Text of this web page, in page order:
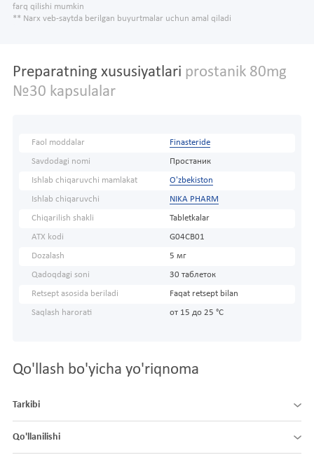
farq qilishi mumkin
** Narx veb-saytda berilgan buyurtmalar uchun amal qiladi
Preparatning xususiyatlari prostanik 80mg
№30 kapsulalar
Faol moddalar Finasteride
Savdodagi nomi Простаник
Ishlab chiqaruvchi mamlakat O'zbekiston
Ishlab chiqaruvchi NIKA PHARM
Chiqarilish shakli Tabletkalar
ATX kodi G04CB01
Dozalash 5 мг
Qadoqdagi soni 30 таблеток
Retsept asosida beriladi Faqat retsept bilan
Saqlash harorati от 15 до 25 °C
Qo'llash bo'yicha yo'riqnoma
Tarkibi
Qo'llanilishi